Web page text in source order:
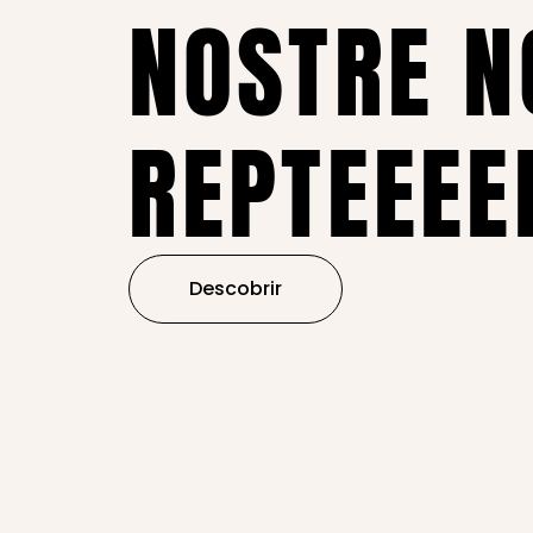
NOSTRE
Descobrir